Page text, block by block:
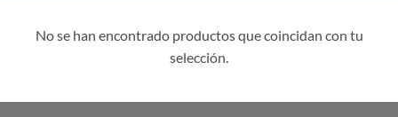
No se han encontrado productos que coincidan con tu
selección.